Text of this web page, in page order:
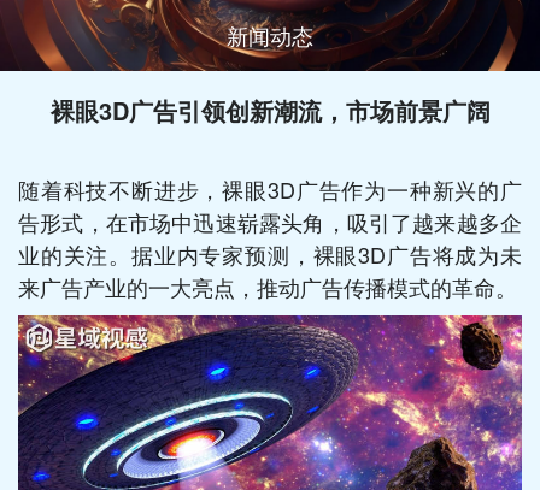
新闻动态
裸眼3D广告引领创新潮流，市场前景广阔
随着科技不断进步，裸眼3D广告作为一种新兴的广
告形式，在市场中迅速崭露头角，吸引了越来越多企
业的关注。据业内专家预测，裸眼3D广告将成为未
来广告产业的一大亮点，推动广告传播模式的革命。